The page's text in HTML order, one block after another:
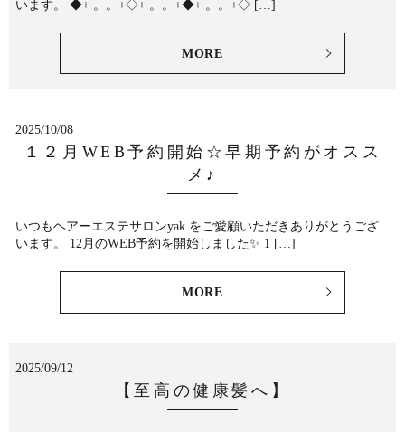
います。 ◆+ 。。+◇+ 。。+◆+ 。。+◇ […]
MORE
2025/10/08
１２月WEB予約開始☆早期予約がオスス
メ♪
いつもヘアーエステサロンyak をご愛顧いただきありがとうござ
います。 12月のWEB予約を開始しました✨ 1 […]
MORE
2025/09/12
【至高の健康髪へ】